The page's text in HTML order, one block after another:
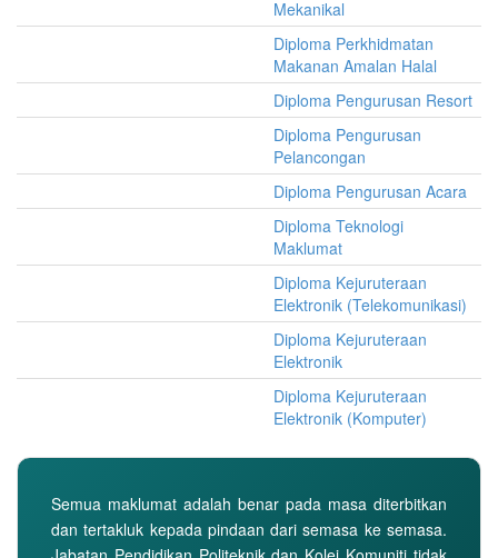
Mekanikal
Diploma Perkhidmatan
Makanan Amalan Halal
Diploma Pengurusan Resort
Diploma Pengurusan
Pelancongan
Diploma Pengurusan Acara
Diploma Teknologi
Maklumat
Diploma Kejuruteraan
Elektronik (Telekomunikasi)
Diploma Kejuruteraan
Elektronik
Diploma Kejuruteraan
Elektronik (Komputer)
Semua maklumat adalah benar pada masa diterbitkan
dan tertakluk kepada pindaan dari semasa ke semasa.